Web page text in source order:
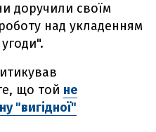
доручили своїм
над укладенням
що той не
"вигідної"